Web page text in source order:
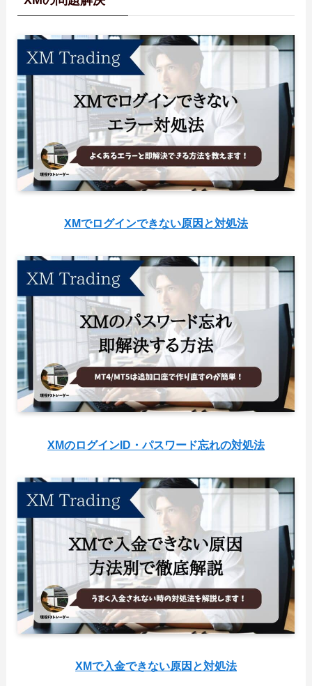
XMでログインできない原因と対処法
XMのログインID・パスワード忘れの対処法
XMで入金できない原因と対処法